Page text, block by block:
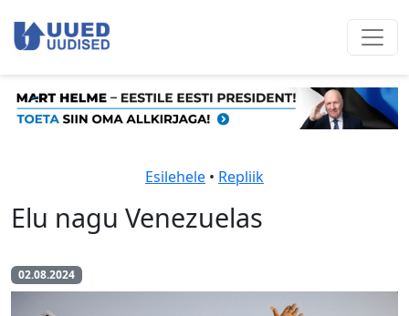
Esilehele • Repliik
Elu nagu Venezuelas
02.08.2024